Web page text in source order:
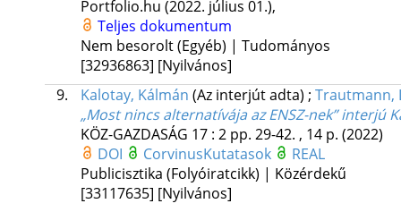
Portfolio.hu (2022. július 01.),
Teljes dokumentum
Nem besorolt (Egyéb) | Tudományos
[32936863] [Nyilvános]
9.
Kalotay, Kálmán (Az interjút adta) ; Trautmann,
„Most nincs alternatívája az ENSZ-nek” interjú
KÖZ-GAZDASÁG 17: 2 pp. 29-42. , 14 p. (2022)
DOI
CorvinusKutatasok
REAL
Publicisztika (Folyóiratcikk) | Közérdekű
[33117635] [Nyilvános]